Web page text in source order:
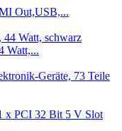
Out,USB,...
Watt,...